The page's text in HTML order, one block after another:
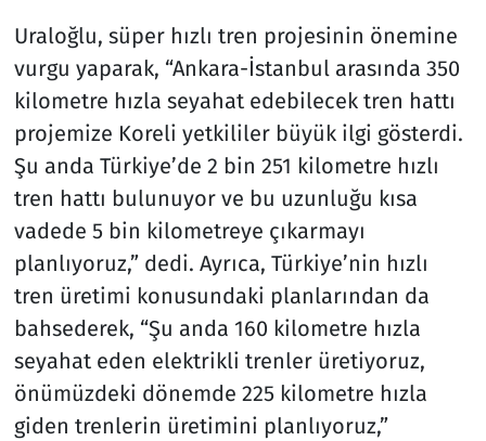
Uraloğlu, süper hızlı tren projesinin önemine
vurgu yaparak, “Ankara-İstanbul arasında 350
kilometre hızla seyahat edebilecek tren hattı
projemize Koreli yetkililer büyük ilgi gösterdi.
Şu anda Türkiye’de 2 bin 251 kilometre hızlı
tren hattı bulunuyor ve bu uzunluğu kısa
vadede 5 bin kilometreye çıkarmayı
planlıyoruz,” dedi. Ayrıca, Türkiye’nin hızlı
tren üretimi konusundaki planlarından da
bahsederek, “Şu anda 160 kilometre hızla
seyahat eden elektrikli trenler üretiyoruz,
önümüzdeki dönemde 225 kilometre hızla
giden trenlerin üretimini planlıyoruz,”